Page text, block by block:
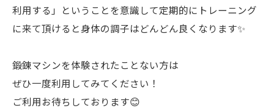
利用する」ということを意識して定期的にトレーニング
に来て頂けると身体の調子はどんどん良くなります✨
鍛錬マシンを体験されたことない方は
ぜひ一度利用してみてください！
ご利用お待ちしております😊